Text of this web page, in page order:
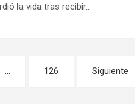
la vida tras recibir…
… 126 Siguiente